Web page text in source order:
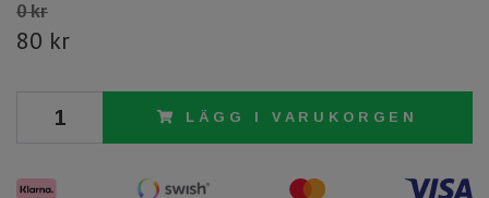
0 kr
80 kr
LÄGG I VARUKORGEN